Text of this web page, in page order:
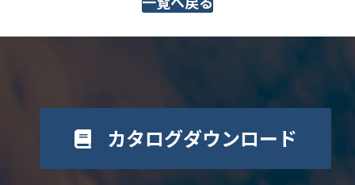
カタログダウンロード